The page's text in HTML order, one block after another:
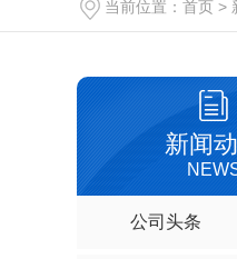
当前位置： 首页 >
新闻
公司头条